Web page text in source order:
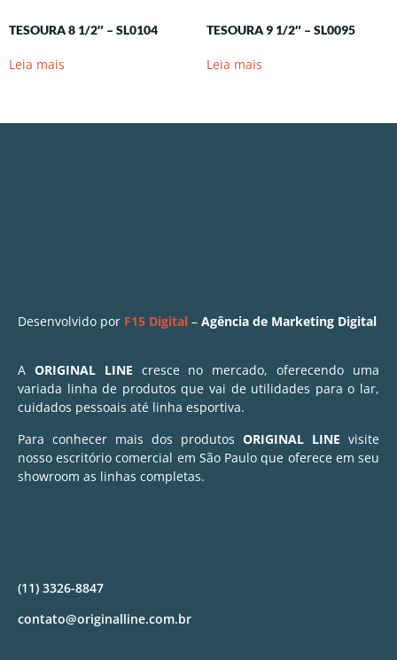
TESOURA 8 1/2″ – SL0104
Leia mais
TESOURA 9 1/2″ – SL0095
Leia mais
Desenvolvido por F15 Digital – Agência de Marketing Digital
A ORIGINAL LINE cresce no mercado, oferecendo uma
variada linha de produtos que vai de utilidades para o lar,
cuidados pessoais até linha esportiva.
Para conhecer mais dos produtos ORIGINAL LINE visite
nosso escritório comercial em São Paulo que oferece em seu
showroom as linhas completas.
(11) 3326-8847
contato@originalline.com.br